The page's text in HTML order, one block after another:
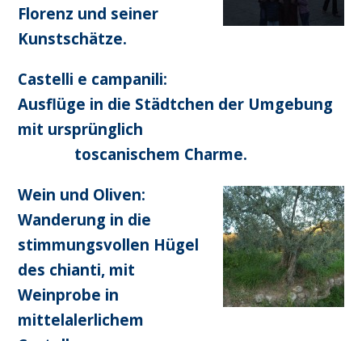
Florenz und seiner
Kunstschätze.
Castelli e campanili:
Ausflüge in die Städtchen der Umgebung
mit ursprünglich
toscanischem Charme.
Wein und Oliven:
Wanderung in die
stimmungsvollen Hügel
des chianti, mit
Weinprobe in
mittelalerlichem